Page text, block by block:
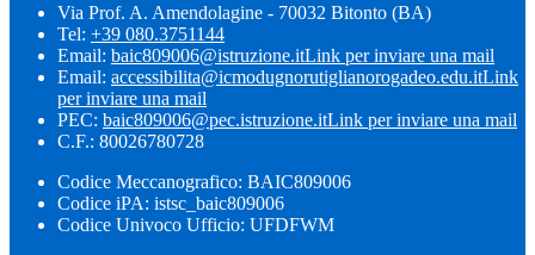
Via Prof. A. Amendolagine - 70032 Bitonto (BA)
Tel: +39 080.3751144
Email: baic809006@istruzione.itLink per inviare una mail
Email: accessibilita@icmodugnorutiglianorogadeo.edu.itLink
per inviare una mail
PEC: baic809006@pec.istruzione.itLink per inviare una mail
C.F.: 80026780728
Codice Meccanografico: BAIC809006
Codice iPA: istsc_baic809006
Codice Univoco Ufficio: UFDFWM